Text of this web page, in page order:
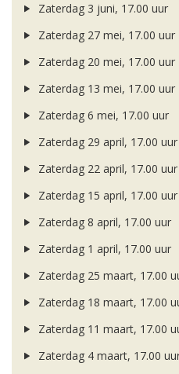
Zaterdag 3 juni, 17.00 uur
Zaterdag 27 mei, 17.00 uur
Zaterdag 20 mei, 17.00 uur
Zaterdag 13 mei, 17.00 uur
Zaterdag 6 mei, 17.00 uur
Zaterdag 29 april, 17.00 uur
Zaterdag 22 april, 17.00 uur
Zaterdag 15 april, 17.00 uur
Zaterdag 8 april, 17.00 uur
Zaterdag 1 april, 17.00 uur
Zaterdag 25 maart, 17.00
Zaterdag 18 maart, 17.00
Zaterdag 11 maart, 17.00
Zaterdag 4 maart, 17.00